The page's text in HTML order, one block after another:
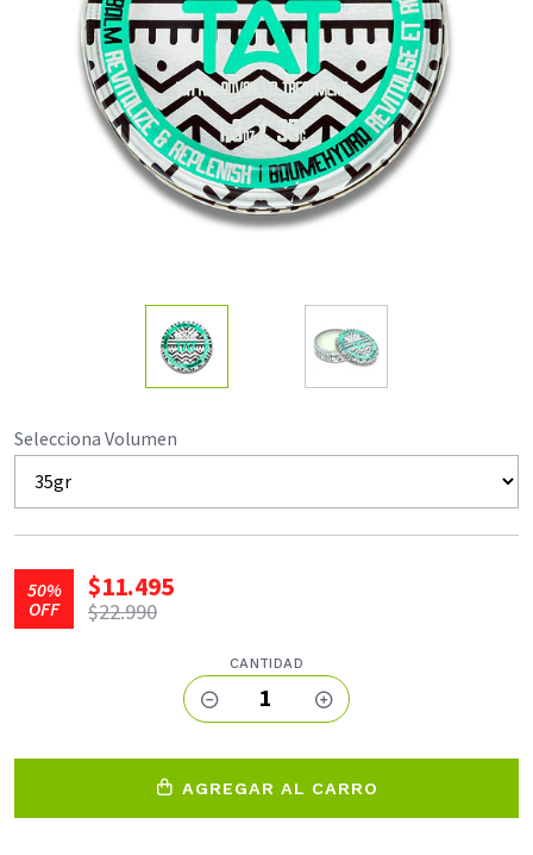
Selecciona Volumen
50%
OFF
$11.495
$22.990
CANTIDAD
1
AGREGAR AL CARRO